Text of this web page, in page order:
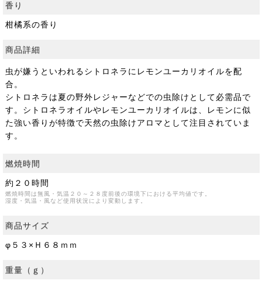
香り
柑橘系の香り
商品詳細
虫が嫌うといわれるシトロネラにレモンユーカリオイルを配
合。
シトロネラは夏の野外レジャーなどでの虫除けとして必需品で
す。シトロネラオイルやレモンユーカリオイルは、レモンに似
た強い香りが特徴で天然の虫除けアロマとして注目されていま
す。
燃焼時間
約２０時間
燃焼時間は無風・気温２０～２８度前後の環境下における平均値です。
湿度・気温・風など使用状況により変動します。
商品サイズ
φ５３×Ｈ６８ｍｍ
重量（ｇ）